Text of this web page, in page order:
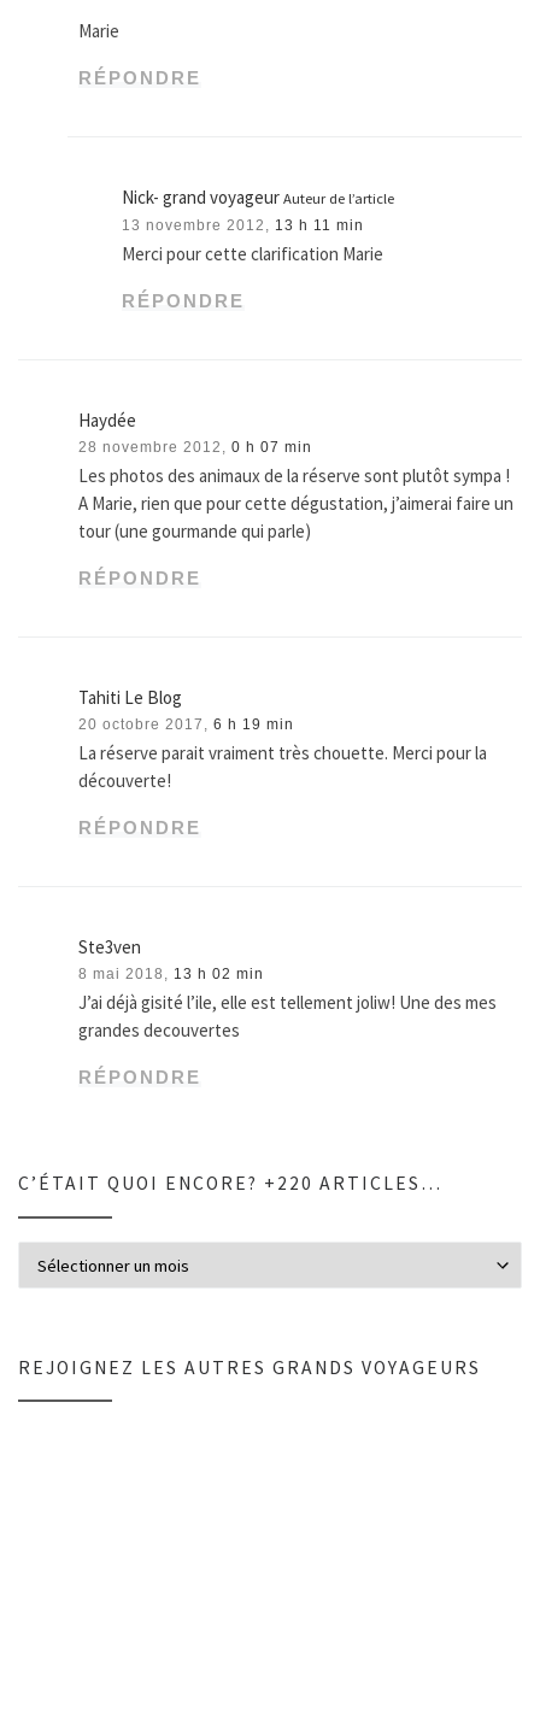
Marie
RÉPONDRE
Nick- grand voyageur Auteur de l’article
13 novembre 2012, 13 h 11 min
Merci pour cette clarification Marie
RÉPONDRE
Haydée
28 novembre 2012, 0 h 07 min
Les photos des animaux de la réserve sont plutôt sympa !
A Marie, rien que pour cette dégustation, j’aimerai faire un
tour (une gourmande qui parle)
RÉPONDRE
Tahiti Le Blog
20 octobre 2017, 6 h 19 min
La réserve parait vraiment très chouette. Merci pour la
découverte!
RÉPONDRE
Ste3ven
8 mai 2018, 13 h 02 min
J’ai déjà gisité l’ile, elle est tellement joliw! Une des mes
grandes decouvertes
RÉPONDRE
C’ÉTAIT QUOI ENCORE? +220 ARTICLES…
REJOIGNEZ LES AUTRES GRANDS VOYAGEURS